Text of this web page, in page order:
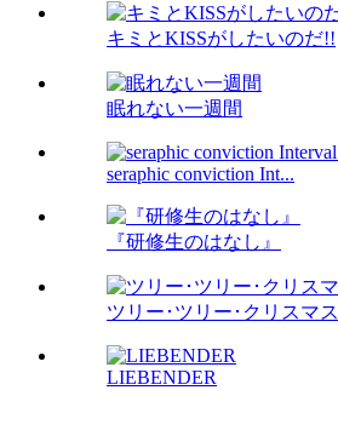
キミとKISSがしたいのだ!!
眠れない一週間
seraphic conviction Int...
『研修生のはなし』
ツリー･ツリー･クリスマス
LIEBENDER